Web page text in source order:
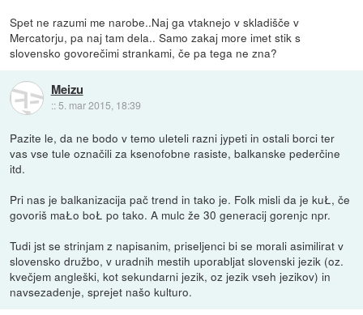
Spet ne razumi me narobe..Naj ga vtaknejo v skladišče v
Mercatorju, pa naj tam dela.. Samo zakaj more imet stik s
slovensko govorečimi strankami, če pa tega ne zna?
Meizu
:: 5. mar 2015, 18:39
Pazite le, da ne bodo v temo uleteli razni jypeti in ostali borci ter
vas vse tule označili za ksenofobne rasiste, balkanske pederčine
itd.
Pri nas je balkanizacija pač trend in tako je. Folk misli da je kuŁ, če
govoriš maŁo boŁ po tako. A mulc že 30 generacij gorenjc npr.
Tudi jst se strinjam z napisanim, priseljenci bi se morali asimilirat v
slovensko družbo, v uradnih mestih uporabljat slovenski jezik (oz.
kvečjem angleški, kot sekundarni jezik, oz jezik vseh jezikov) in
navsezadenje, sprejet našo kulturo.